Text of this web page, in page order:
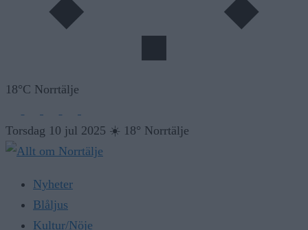
18°C Norrtälje
Torsdag 10 jul 2025 ☀️ 18° Norrtälje
Nyheter
Blåljus
Kultur/Nöje